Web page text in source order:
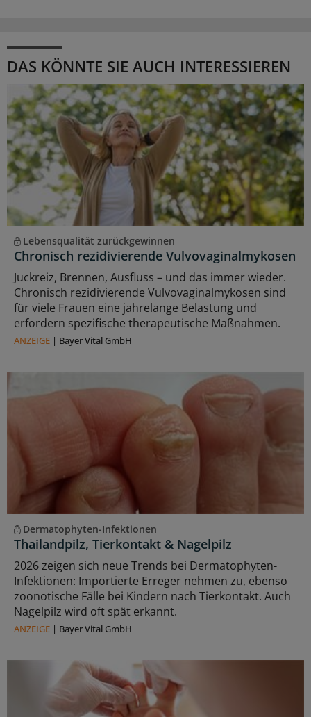
DAS KÖNNTE SIE AUCH INTERESSIEREN
Lebensqualität zurückgewinnen
Chronisch rezidivierende Vulvovaginalmykosen
Juckreiz, Brennen, Ausfluss – und das immer wieder.
Chronisch rezidivierende Vulvovaginalmykosen sind
für viele Frauen eine jahrelange Belastung und
erfordern spezifische therapeutische Maßnahmen.
ANZEIGE | Bayer Vital GmbH
Dermatophyten-Infektionen
Thailandpilz, Tierkontakt & Nagelpilz
2026 zeigen sich neue Trends bei Dermatophyten-
Infektionen: Importierte Erreger nehmen zu, ebenso
zoonotische Fälle bei Kindern nach Tierkontakt. Auch
Nagelpilz wird oft spät erkannt.
ANZEIGE | Bayer Vital GmbH